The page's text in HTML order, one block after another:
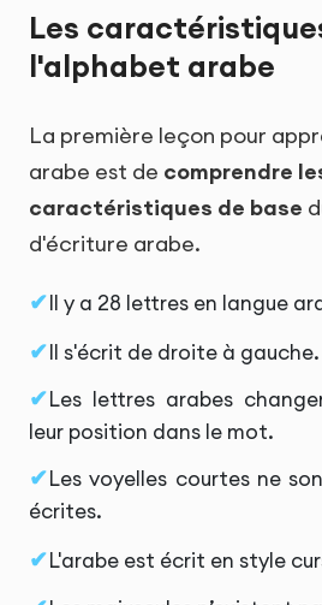
Les
l'alphabet arabe
La première leçon pour
arabe est de comprendre
caractéristiques de base
d'écriture arabe.
Il y a 28 lettres en langue
Il s'écrit de droite à gauche.
Les lettres arabes
leur position dans le mot.
Les voyelles courtes ne
écrites.
L'arabe est écrit en style